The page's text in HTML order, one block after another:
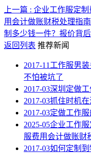
上一篇 : 企业工作服定
用会计做账财税处理指
制多少钱一件？报价背
返回列表 推荐新闻
2017-11 工作服男
不怕被坑了
2017-03深圳定做工
2017-03抓住时机在
2017-03定做工作
2025-05企业工作
服费用会计做账财
2017-03如何定制